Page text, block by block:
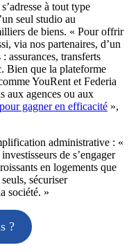
à tout type
seul studio au
de biens. « Pour offrir
via nos partenaires, d’un
assurances, transferts
Bien que la plateforme
YouRent et Federia
aux agences ou aux
gagner en efficacité »,
administrative : «
de s’engager
en logements que
sécuriser
société. »
?